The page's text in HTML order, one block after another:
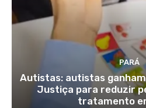
PARÁ
Autistas: autistas
Justiça para reduzir
tratamento